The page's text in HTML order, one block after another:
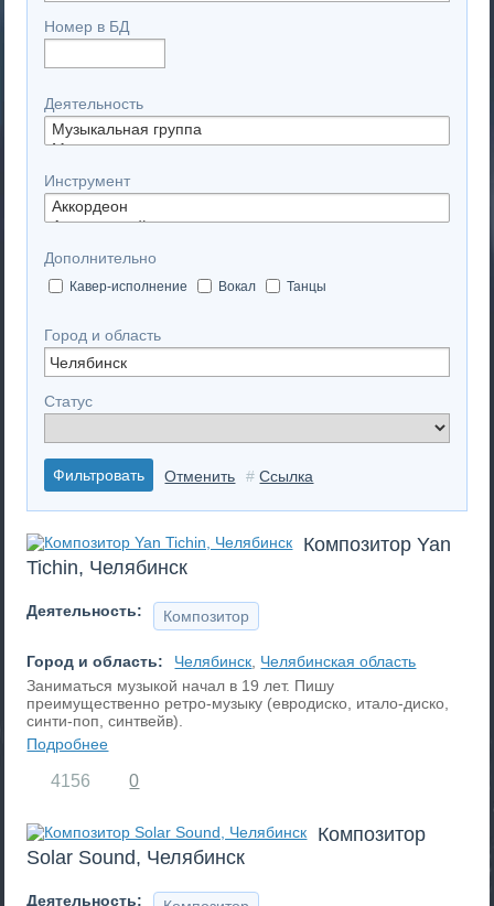
Номер в БД
Деятельность
Инструмент
Дополнительно
Кавер-исполнение Вокал Танцы
Город и область
Статус
Отменить #Ссылка
Композитор Yan
Tichin, Челябинск
Деятельность: Композитор
Город и область: Челябинск Челябинская область
Заниматься музыкой начал в 19 лет. Пишу
преимущественно ретро-музыку (евродиско, итало-диско,
синти-поп, синтвейв).
Подробнее
4156 0
Композитор
Solar Sound, Челябинск
Деятельность: